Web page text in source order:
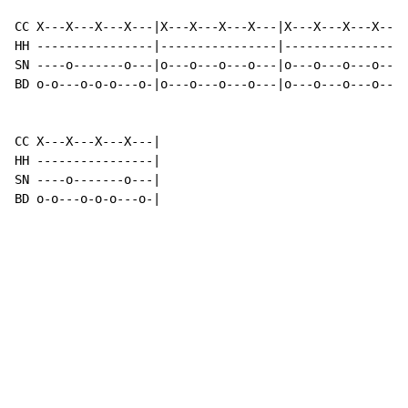
CC X---X---X---X---|X---X---X---X---|X---X---X---
HH ----------------|----------------
SN ----o-------o---|o---o---o---o---|o---o---o---
BD o-o---o-o-o---o-|o---o---o---o---|o---o---o---o---
CC X---X---X---X---|
HH ----------------|
SN ----o-------o---|
BD o-o---o-o-o---o-|